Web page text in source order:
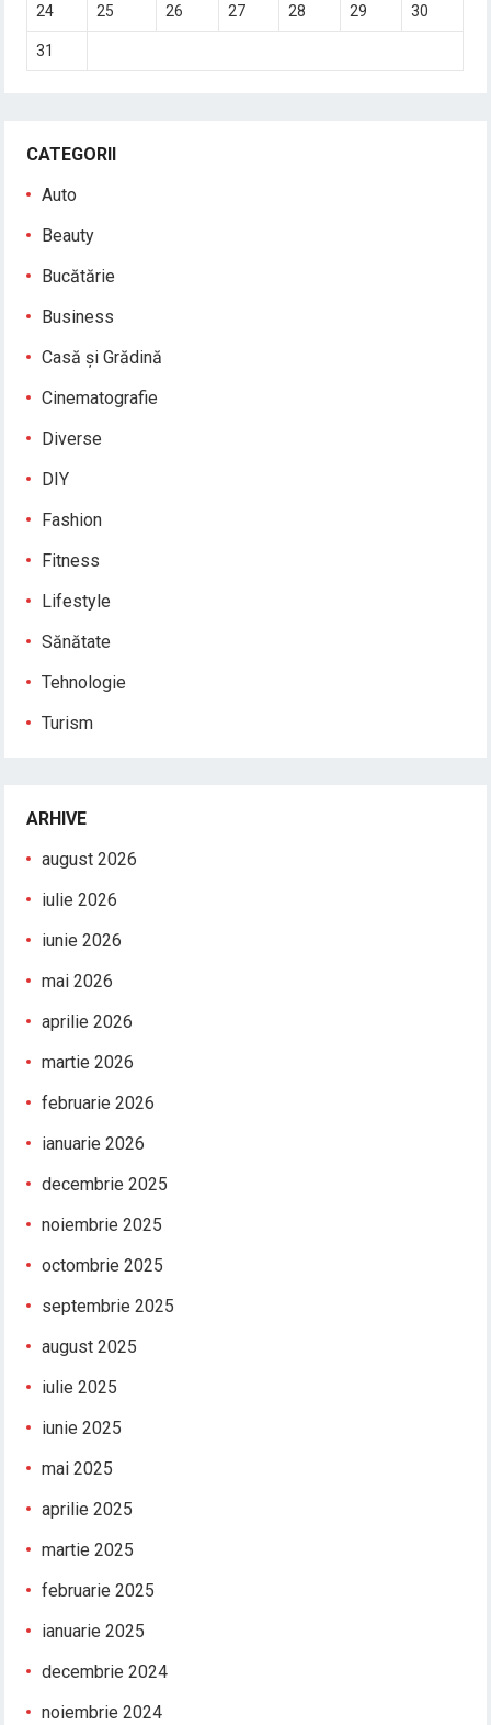
24 25 26 27 28 29 30
31
CATEGORII
Auto
Beauty
Bucătărie
Business
Casă și Grădină
Cinematografie
Diverse
DIY
Fashion
Fitness
Lifestyle
Sănătate
Tehnologie
Turism
ARHIVE
august 2026
iulie 2026
iunie 2026
mai 2026
aprilie 2026
martie 2026
februarie 2026
ianuarie 2026
decembrie 2025
noiembrie 2025
octombrie 2025
septembrie 2025
august 2025
iulie 2025
iunie 2025
mai 2025
aprilie 2025
martie 2025
februarie 2025
ianuarie 2025
decembrie 2024
noiembrie 2024